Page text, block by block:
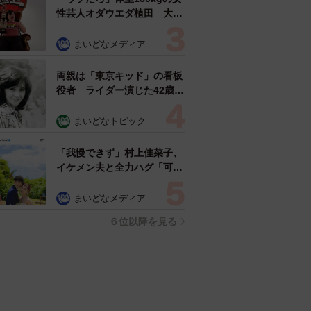
性芸人オダウエダ植田 大学
で」 まいどなメディア
両親は「東京キッド」の看板
役者 ライダー演じた42歳元
ングフォト」計画を明言
む」
まいどなトピック
「我慢できず」村上佳菜子、
イケメン夫と全力ハグ「可愛
まいどなメディア
６位以降を見る